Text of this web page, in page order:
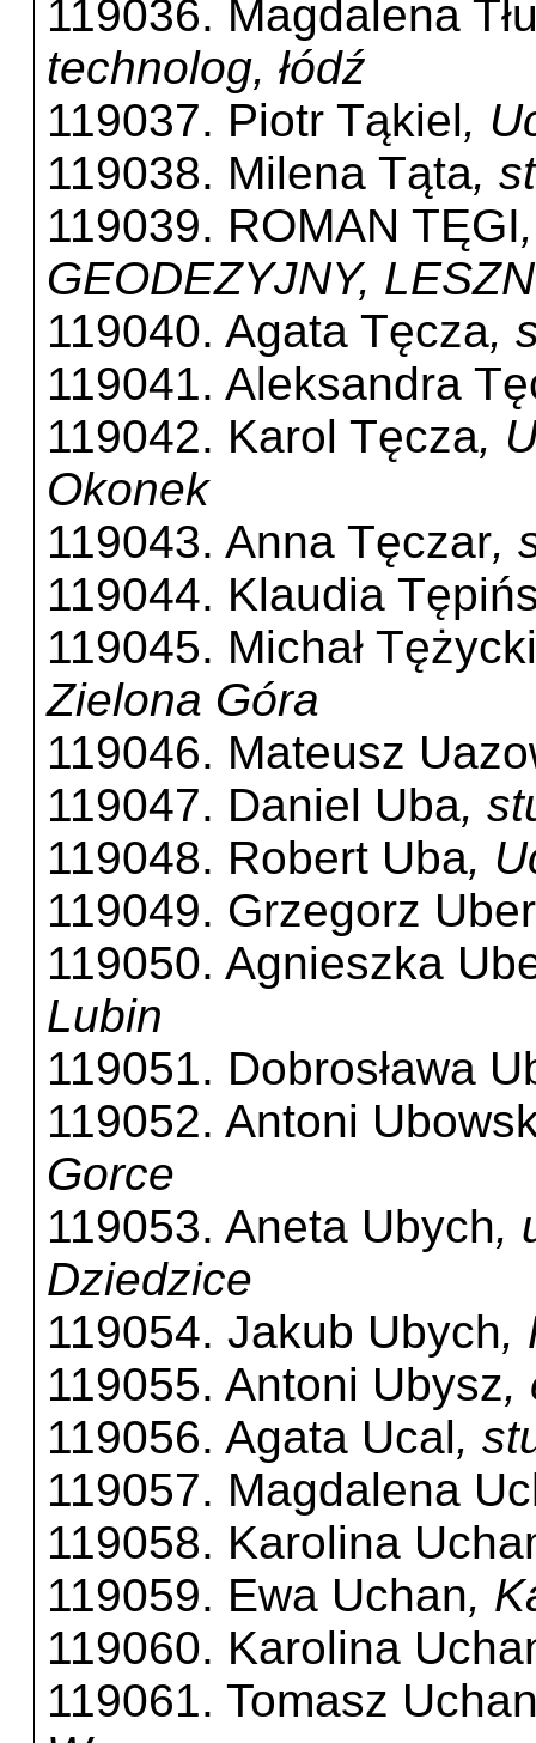
119036. Magdalena
technolog, łódź
119037. Piotr Tąkiel,
119038. Milena Tąta,
119039. ROMAN TĘGI
GEODEZYJNY,
119040. Agata Tęcza,
119041. Aleksandra
119042. Karol Tęcza,
Okonek
119043. Anna Tęczar,
119044. Klaudia
119045. Michał Tężycki
Zielona Góra
119046. Mateusz
119047. Daniel Uba,
119048. Robert Uba,
119049. Grzegorz
119050. Agnieszka
Lubin
119051. Dobrosława
119052. Antoni
Gorce
119053. Aneta Ubych,
Dziedzice
119054. Jakub Ubych,
119055. Antoni Ubysz,
119056. Agata Ucal,
119057. Magdalena
119058. Karolina
119059. Ewa Uchan,
119060. Karolina
119061. Tomasz